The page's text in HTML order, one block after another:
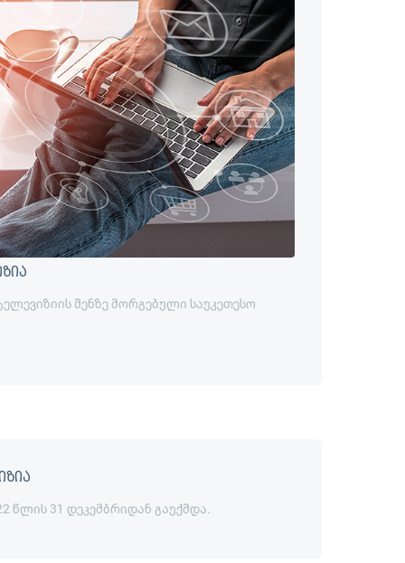
შენზე მორგებული საუკეთესო
წლის 31 დეკემბრიდან გაუქმდა.